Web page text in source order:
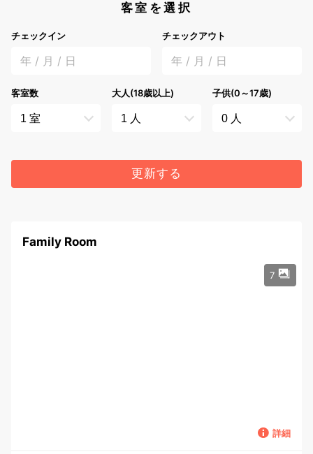
客室を選択
チェックイン
年 / 月 / 日
チェックアウト
年 / 月 / 日
客室数 大人(18歳以上) 子供(0～17歳)
更新する
Family Room
7
詳細